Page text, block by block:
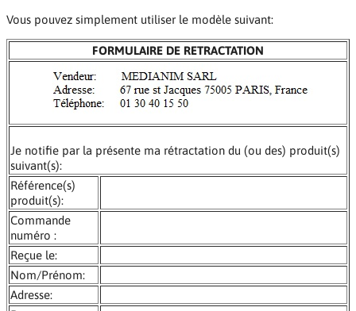
Vous pouvez simplement utiliser le modèle suivant:
FORMULAIRE DE RETRACTATION
Je notifie par la présente ma rétractation du (ou des) produit(s)
suivant(s):
Référence(s)
produit(s):
Commande
numéro :
Reçue le:
Nom/Prénom:
Adresse: